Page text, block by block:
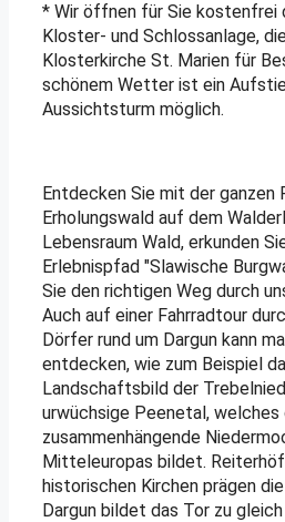
* Wir öffnen für Sie kostenfrei
Kloster- und Schlossanlage,
Klosterkirche St. Marien für
schönem Wetter ist ein
Aussichtsturm möglich.
Entdecken Sie mit der ganzen
Erholungswald auf dem
Lebensraum Wald, erkunden
Erlebnispfad "Slawische
Sie den richtigen Weg durch
Auch auf einer Fahrradtour
Dörfer rund um Dargun kann
entdecken, wie zum Beispiel
Landschaftsbild der
urwüchsige Peenetal,
zusammenhängende
Mitteleuropas bildet.
historischen Kirchen prägen
Dargun bildet das Tor zu